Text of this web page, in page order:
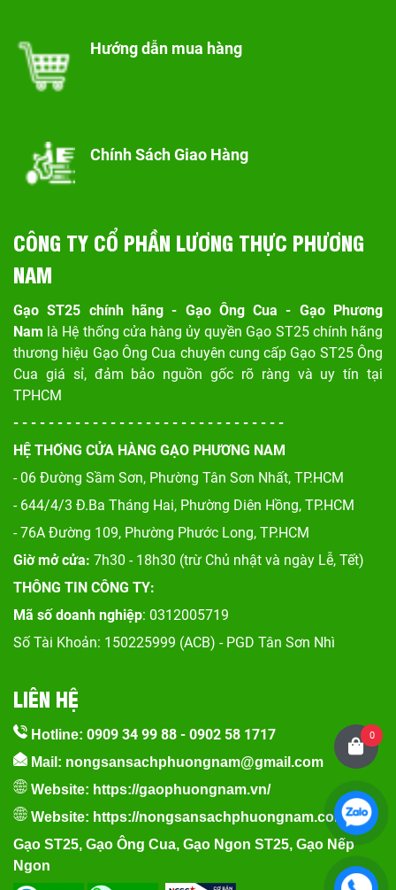
Hướng dẫn mua hàng
Chính Sách Giao Hàng
CÔNG TY CỔ PHẦN LƯƠNG THỰC PHƯƠNG
NAM
Gạo ST25 chính hãng - Gạo Ông Cua - Gạo Phương
Nam là Hệ thống cửa hàng ủy quyền Gạo ST25 chính hãng
thương hiệu Gạo Ông Cua chuyên cung cấp Gạo ST25 Ông
Cua giá sỉ, đảm bảo nguồn gốc rõ ràng và uy tín tại
TPHCM
- - - - - - - - - - - - - - - - - - - - - - - - - - - - - - -
HỆ THỐNG CỬA HÀNG GẠO PHƯƠNG NAM
- 06 Đường Sầm Sơn, Phường Tân Sơn Nhất, TP.HCM
- 644/4/3 Đ.Ba Tháng Hai, Phường Diên Hồng, TP.HCM
- 76A Đường 109, Phường Phước Long, TP.HCM
Giờ mở cửa: 7h30 - 18h30 (trừ Chủ nhật và ngày Lễ, Tết)
THÔNG TIN CÔNG TY:
Mã số doanh nghiệp: 0312005719
Số Tài Khoản: 150225999 (ACB) - PGD Tân Sơn Nhì
LIÊN HỆ
Hotline: 0909 34 99 88 - 0902 58 1717
Mail: nongsansachphuongnam@gmail.com
Website: https://gaophuongnam.vn/
Website: https://nongsansachphuongnam.com
Gạo ST25, Gạo Ông Cua, Gạo Ngon ST25, Gạo Nếp
Ngon
0